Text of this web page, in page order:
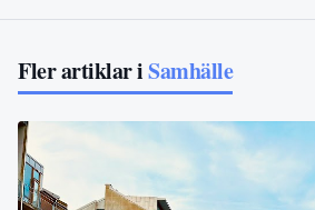
Fler artiklar iSamhälle